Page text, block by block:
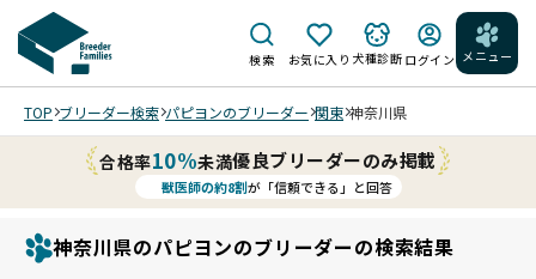
検索 お気に入り 犬種診断 ログイン メニュー
TOP ブリーダー検索 パピヨンのブリーダー 関東 神奈川県
合格率10%未満優良ブリーダーのみ掲載
獣医師の約8割が「信頼できる」と回答
神奈川県のパピヨンのブリーダーの検索結果